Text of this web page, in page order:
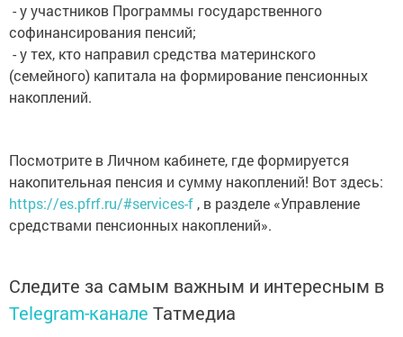
- у участников Программы государственного
софинансирования пенсий;
- у тех, кто направил средства материнского
(семейного) капитала на формирование пенсионных
накоплений.
Посмотрите в Личном кабинете, где формируется
накопительная пенсия и сумму накоплений! Вот здесь:
https://es.pfrf.ru/#services-f, в разделе «Управление
средствами пенсионных накоплений».
Следите за самым важным и интересным в
Telegram-канале Татмедиа